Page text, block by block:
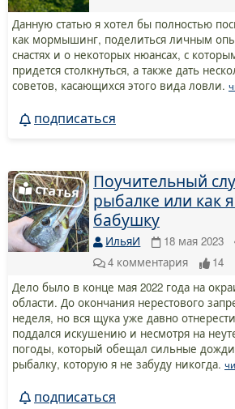
Данную статью я хотел бы полностью
как мормышинг, поделиться личным
снастях и о некоторых нюансах, с
придется столкнуться, а также дать
советов, касающихся этого вида ловли.
подписаться
Поучительный
рыбалке или как
бабушку
ИльяИ 18 мая 2023
4 комментария
14
Дело было в конце мая 2022 года на
области. До окончания нерестового
неделя, но вся щука уже давно
поддался искушению и несмотря на
погоды, который обещал сильные
рыбалку, которую я не забуду никогда.
подписаться